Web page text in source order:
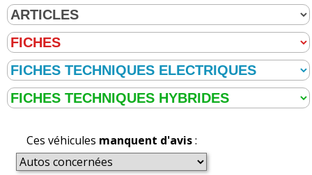
Ces véhicules manquent d'avis: